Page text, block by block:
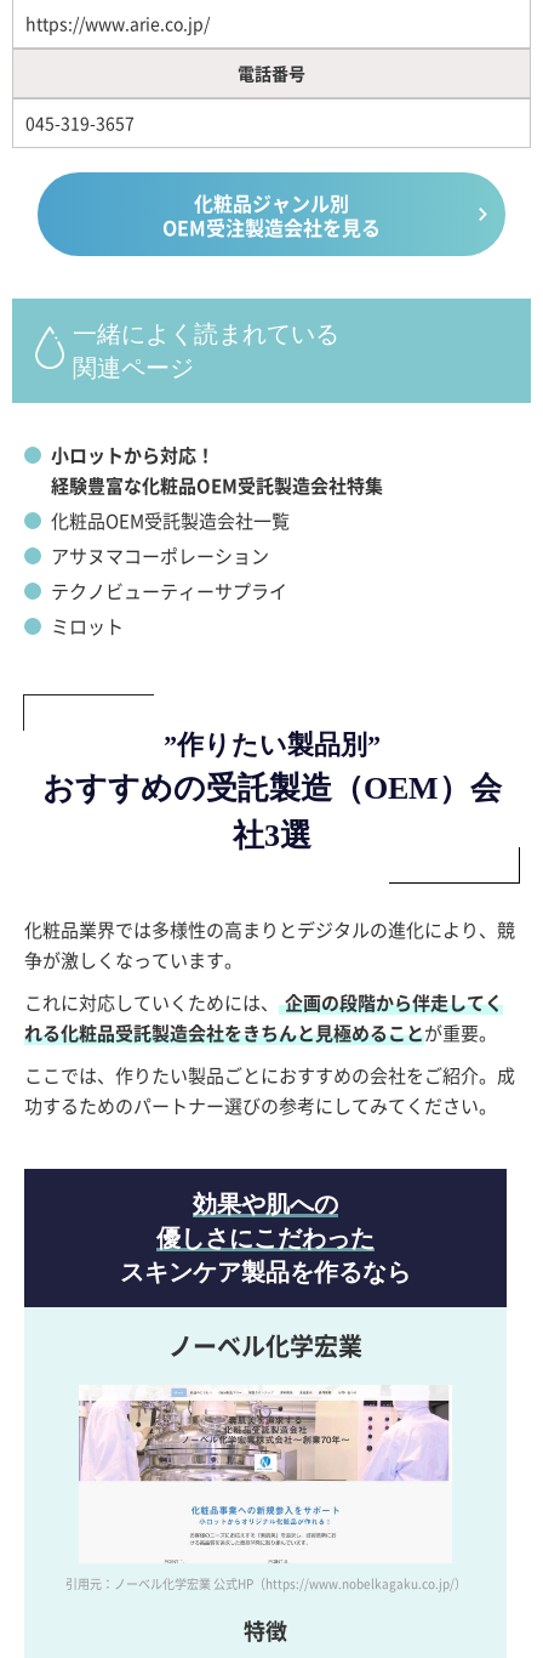
https://www.arie.co.jp/
電話番号
045-319-3657
化粧品ジャンル別
OEM受注製造会社を見る
一緒によく読まれている
関連ページ
小ロットから対応！
経験豊富な化粧品OEM受託製造会社特集
化粧品OEM受託製造会社一覧
アサヌマコーポレーション
テクノビューティーサプライ
ミロット
”作りたい製品別”
おすすめの受託製造（OEM）会
社3選
化粧品業界では多様性の高まりとデジタルの進化により、競
争が激しくなっています。
これに対応していくためには、
企画の段階から伴走してく
れる化粧品受託製造会社をきちんと見極めることが重要。
ここでは、作りたい製品ごとにおすすめの会社をご紹介。成
功するためのパートナー選びの参考にしてみてください。
効果や肌への
優しさにこだわった
スキンケア製品を作るなら
ノーベル化学宏業
引用元：ノーベル化学宏業 公式HP（https://www.nobelkagaku.co.jp/）
特徴